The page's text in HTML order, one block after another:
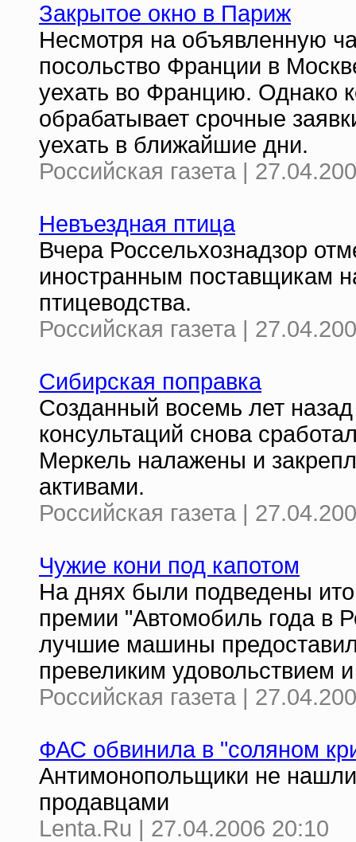
Закрытое окно в Париж
Несмотря на объявленную
посольство Франции в
уехать во Францию. Однако
обрабатывает срочные
уехать в ближайшие дни.
Российская газета |
Невъездная птица
Вчера Россельхознадзор
иностранным поставщикам
птицеводства.
Российская газета |
Сибирская поправка
Созданный восемь лет
консультаций снова
Меркель налажены и
активами.
Российская газета |
Чужие кони под капотом
На днях были подведены
премии "Автомобиль года в
лучшие машины
превеликим удовольствием
Российская газета |
ФАС обвинила в "соляном
Антимонопольщики не
продавцами
Lenta.Ru | 27.04.2006 20:10